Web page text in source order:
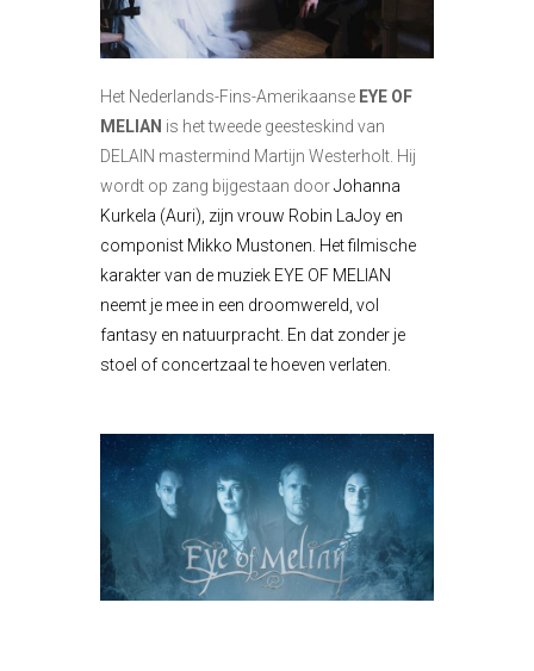
Het Nederlands-Fins-Amerikaanse EYE OF
MELIAN is het tweede geesteskind van
DELAIN mastermind Martijn Westerholt. Hij
wordt op zang bijgestaan doorJohanna
Kurkela (Auri), zijn vrouw Robin LaJoy en
componist Mikko Mustonen. Het filmische
karakter van de muziek EYE OF MELIAN
neemt je mee in een droomwereld, vol
fantasy en natuurpracht. En dat zonder je
stoel of concertzaal te hoeven verlaten.